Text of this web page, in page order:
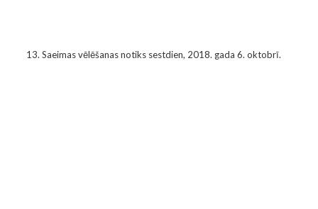
13. Saeimas vēlēšanas notiks sestdien, 2018. gada 6. oktobrī.